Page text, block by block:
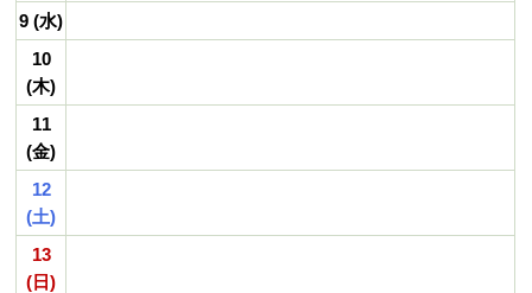
9 (水)
10
(木)
11
(金)
12
(土)
13
(日)